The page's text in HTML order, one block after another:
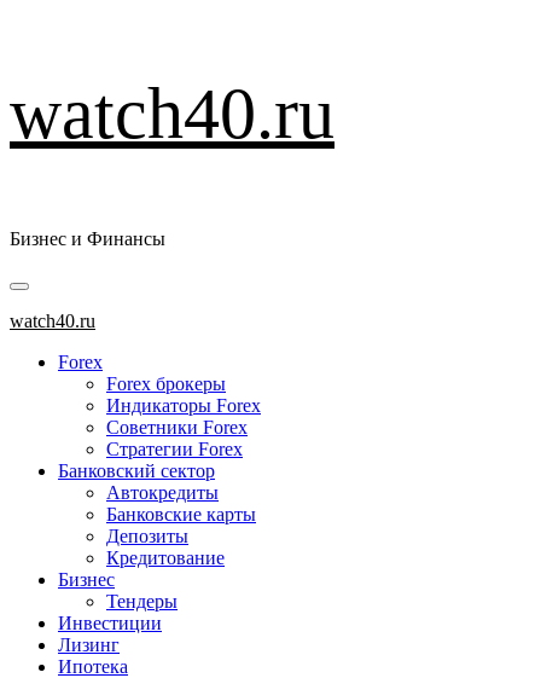
к
содержимому
watch40.ru
Бизнес и Финансы
Основное
меню
watch40.ru
Forex
Forex брокеры
Индикаторы Forex
Советники Forex
Стратегии Forex
Банковский сектор
Автокредиты
Банковские карты
Депозиты
Кредитование
Бизнес
Тендеры
Инвестиции
Лизинг
Ипотека